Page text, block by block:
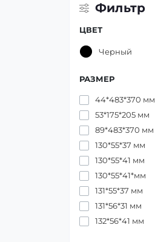
Фильтр
ЦВЕТ
Черный
РАЗМЕР
44*483*370 мм
53*175*205 мм
89*483*370 мм
130*55*37 мм
130*55*41 мм
130*55*41*мм
131*55*37 мм
131*56*31 мм
132*56*41 мм